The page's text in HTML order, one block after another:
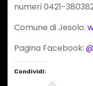
numeri 0421-
Comune di Jesolo:
Pagina Facebook:
Condividi: